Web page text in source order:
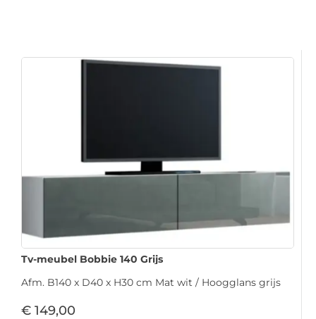
Tv-meubel Bobbie 140 Grijs
Afm. B140 x D40 x H30 cm Mat wit / Hoogglans grijs
€ 149,00